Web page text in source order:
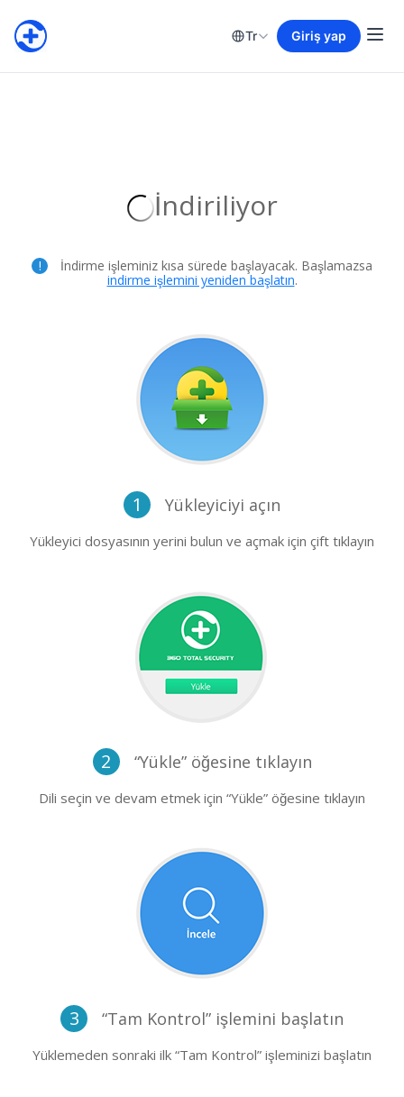
Tr Giriş yap
İndiriliyor
İndirme işleminiz kısa sürede başlayacak. Başlamazsa
indirme işlemini yeniden başlatın.
1 Yükleyiciyi açın
Yükleyici dosyasının yerini bulun ve açmak için çift tıklayın
2 “Yükle” öğesine tıklayın
Dili seçin ve devam etmek için “Yükle” öğesine tıklayın
3 “Tam Kontrol” işlemini başlatın
Yüklemeden sonraki ilk “Tam Kontrol” işleminizi başlatın